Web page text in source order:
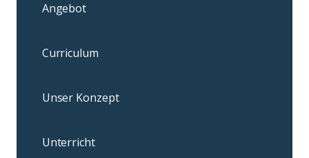
Angebot
Curriculum
Unser Konzept
Unterricht